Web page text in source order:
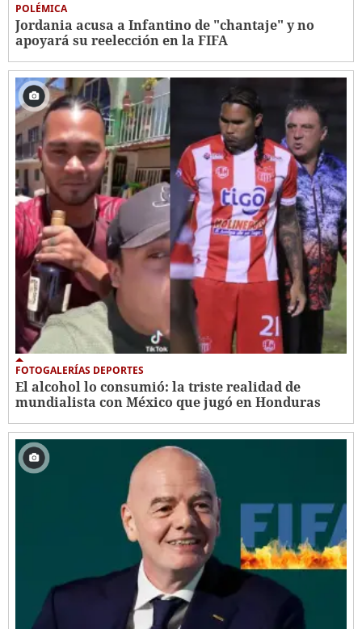
POLÉMICA
Jordania acusa a Infantino de "chantaje" y no
apoyará su reelección en la FIFA
FOTOGALERÍAS DEPORTES
El alcohol lo consumió: la triste realidad de
mundialista con México que jugó en Honduras